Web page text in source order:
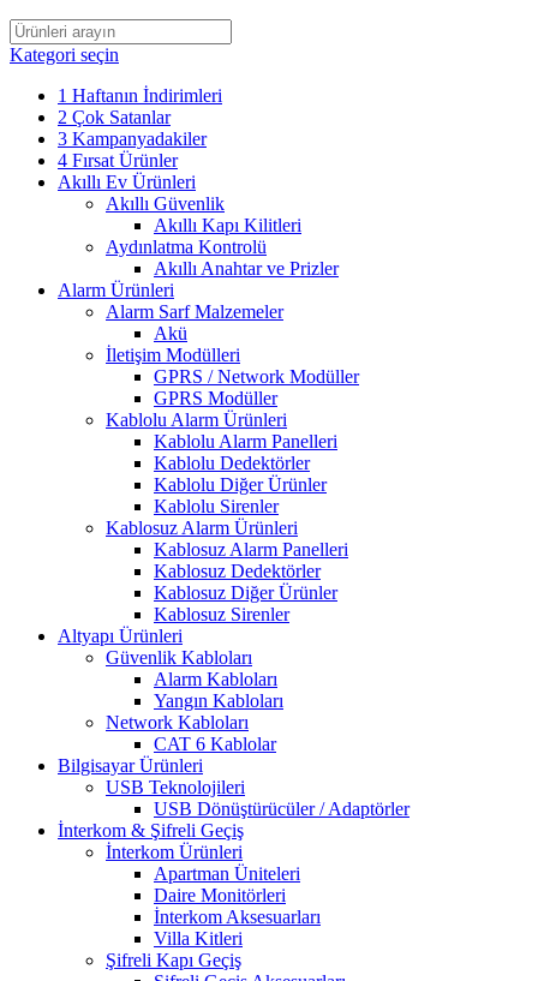
Kategori seçin
1 Haftanın İndirimleri
2 Çok Satanlar
3 Kampanyadakiler
4 Fırsat Ürünler
Akıllı Ev Ürünleri
Akıllı Güvenlik
Akıllı Kapı Kilitleri
Aydınlatma Kontrolü
Akıllı Anahtar ve Prizler
Alarm Ürünleri
Alarm Sarf Malzemeler
Akü
İletişim Modülleri
GPRS / Network Modüller
GPRS Modüller
Kablolu Alarm Ürünleri
Kablolu Alarm Panelleri
Kablolu Dedektörler
Kablolu Diğer Ürünler
Kablolu Sirenler
Kablosuz Alarm Ürünleri
Kablosuz Alarm Panelleri
Kablosuz Dedektörler
Kablosuz Diğer Ürünler
Kablosuz Sirenler
Altyapı Ürünleri
Güvenlik Kabloları
Alarm Kabloları
Yangın Kabloları
Network Kabloları
CAT 6 Kablolar
Bilgisayar Ürünleri
USB Teknolojileri
USB Dönüştürücüler / Adaptörler
İnterkom & Şifreli Geçiş
İnterkom Ürünleri
Apartman Üniteleri
Daire Monitörleri
İnterkom Aksesuarları
Villa Kitleri
Şifreli Kapı Geçiş